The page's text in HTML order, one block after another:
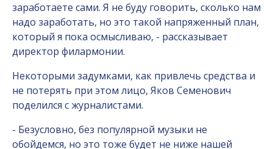
заработаете сами. Я не буду говорить, сколько нам
надо заработать, но это такой напряженный план,
который я пока осмысливаю, - рассказывает
директор филармонии.
Некоторыми задумками, как привлечь средства и
не потерять при этом лицо, Яков Семенович
поделился с журналистами.
- Безусловно, без популярной музыки не
обойдемся, но это тоже будет не ниже нашей